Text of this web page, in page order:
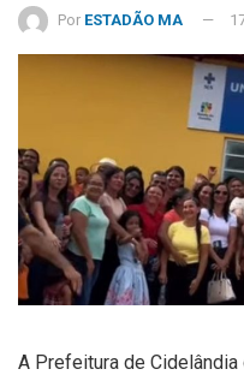
Por ESTADÃO MA
A Prefeitura de